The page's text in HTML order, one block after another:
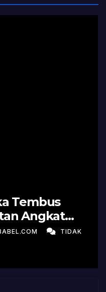
Tembus
Angkat
TIDAK